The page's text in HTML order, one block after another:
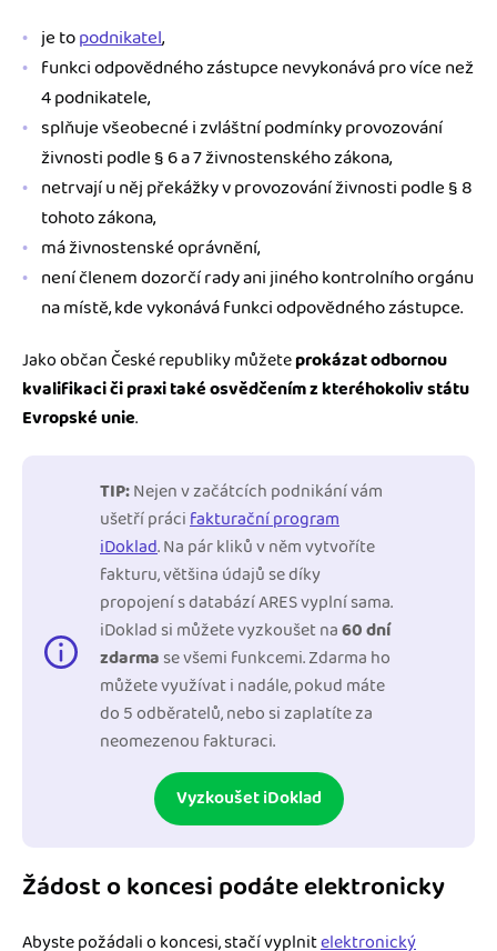
je topodnikatel,
funkci odpovědného zástupce nevykonává pro více než
4 podnikatele,
splňuje všeobecné i zvláštní podmínky provozování
živnosti podle § 6 a 7 živnostenského zákona,
netrvají u něj překážky v provozování živnosti podle § 8
tohoto zákona,
má živnostenské oprávnění,
není členem dozorčí rady ani jiného kontrolního orgánu
na místě, kde vykonává funkci odpovědného zástupce.
Jako občan České republiky můžeteprokázat odbornou
kvalifikaci či praxi také osvědčením z kteréhokoliv státu
Evropské unie.
TIP:Nejen v začátcích podnikání vám
ušetří prácifakturační program
iDoklad. Na pár kliků v něm vytvoříte
fakturu, většina údajů se díky
propojení s databází ARES vyplní sama.
iDoklad si můžete vyzkoušet na60 dní
zdarma se všemi funkcemi. Zdarma ho
můžete využívat i nadále, pokud máte
do 5 odběratelů, nebo si zaplatíte za
neomezenou fakturaci.
Vyzkoušet iDoklad
Žádost o koncesi podáte elektronicky
Abyste požádali o koncesi, stačí vyplnitelektronický